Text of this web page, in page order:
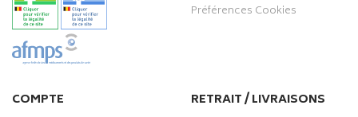
Préférences Cookies
COMPTE RETRAIT / LIVRAISONS